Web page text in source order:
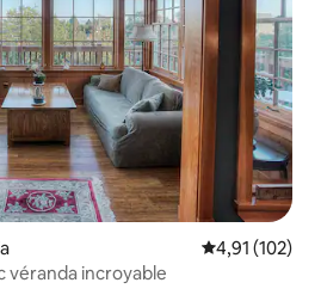
Évaluation
4,91 (102)
véranda incroyable